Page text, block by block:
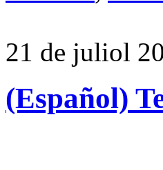
21 de juliol
(Español)